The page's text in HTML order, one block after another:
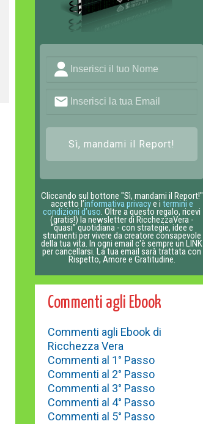
Sì, mandami il Report!
Cliccando sul bottone "Sì, mandami il Report!"
accetto l’informativa privacye i termini e
condizioni d’uso. Oltre a questo regalo, ricevi
(gratis!) la newsletter di RicchezzaVera -
“quasi” quotidiana - con strategie, idee e
strumenti per vivere da creatore consapevole
della tua vita. In ogni email c'è sempre un LINK
per cancellarsi. La tua email sarà trattata con
Rispetto, Amore e Gratitudine.
Commenti agli Ebook
Commenti agli Ebook di
Ricchezza Vera
Commenti al 1° Passo
Commenti al 2° Passo
Commenti al 3° Passo
Commenti al 4° Passo
Commenti al 5° Passo